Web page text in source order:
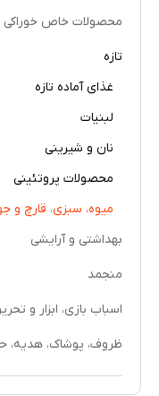
محصولات خاص خوراکی
تازه
غذای آماده تازه
لبنیات
نان و شیرینی
محصولات پروتئینی
میوه، سبزی، قارچ و
بهداشتی و آرایشی
منجمد
اسباب بازی، ابزار و
ظروف، پوشاک، هدیه،